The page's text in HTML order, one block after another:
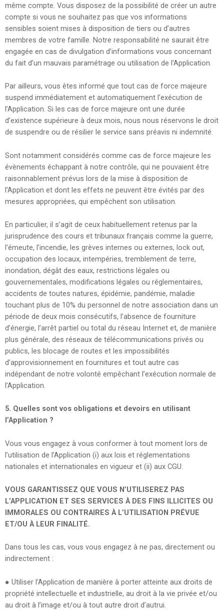
même compte. Vous disposez de la possibilité de créer un autre
compte si vous ne souhaitez pas que vos informations
sensibles soient mises à disposition de tiers ou d’autres
membres de votre famille. Notre responsabilité ne saurait être
engagée en cas de divulgation d’informations vous concernant
du fait d’un mauvais paramétrage ou utilisation de l’Application.
Par ailleurs, vous êtes informé que tout cas de force majeure
suspend immédiatement et automatiquement l’exécution de
l’Application. Si les cas de force majeure ont une durée
d’existence supérieure à deux mois, nous nous réservons le droit
de suspendre ou de résilier le service sans préavis ni indemnité.
Sont notamment considérés comme cas de force majeure les
évènements échappant à notre contrôle, qui ne pouvaient être
raisonnablement prévus lors de la mise à disposition de
l’Application et dont les effets ne peuvent être évités par des
mesures appropriées, qui empêchent son utilisation.
En particulier, il s’agit de ceux habituellement retenus par la
jurisprudence des cours et tribunaux français comme la guerre,
l’émeute, l’incendie, les grèves internes ou externes, lock out,
occupation des locaux, intempéries, tremblement de terre,
inondation, dégât des eaux, restrictions légales ou
gouvernementales, modifications légales ou réglementaires,
accidents de toutes natures, épidémie, pandémie, maladie
touchant plus de 10% du personnel de notre association dans un
période de deux mois consécutifs, l’absence de fourniture
d’énergie, l’arrêt partiel ou total du réseau Internet et, de manière
plus générale, des réseaux de télécommunications privés ou
publics, les blocage de routes et les impossibilités
d’approvisionnement en fournitures et tout autre cas
indépendant de notre volonté empêchant l’exécution normale de
l’Application.
5. Quelles sont vos obligations et devoirs en utilisant
l’Application ?
Vous vous engagez à vous conformer à tout moment lors de
l’utilisation de l’Application (i) aux lois et réglementations
nationales et internationales en vigueur et (ii) aux CGU.
VOUS GARANTISSEZ QUE VOUS N’UTILISEREZ PAS
L’APPLICATION ET SES SERVICES À DES FINS ILLICITES OU
IMMORALES OU CONTRAIRES À L’UTILISATION PRÉVUE
ET/OU À LEUR FINALITÉ.
Dans tous les cas, vous vous engagez à ne pas, directement ou
indirectement :
● Utiliser l’Application de manière à porter atteinte aux droits de
propriété intellectuelle et industrielle, au droit à la vie privée et/ou
au droit à l’image et/ou à tout autre droit d’autrui.